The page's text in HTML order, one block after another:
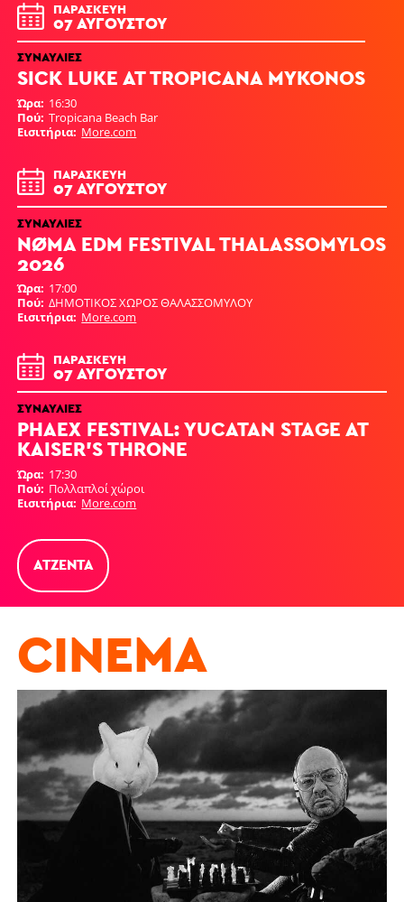
ΑΤΖΈΝΤΑ
ΠΑΡΑΣΚΕΥΉ
07 ΑΥΓΟΎΣΤΟΥ
ΣΥΝΑΥΛΊΕΣ
SICK LUKE AT TROPICANA MYKONOS
Ώρα 16:30
Πού Tropicana Beach Bar
Εισιτήρια More.com
ΠΑΡΑΣΚΕΥΉ
07 ΑΥΓΟΎΣΤΟΥ
ΣΥΝΑΥΛΊΕΣ
NØMA EDM FESTIVAL THALASSOMYLOS
2026
Ώρα 17:00
Πού ΔΗΜΟΤΙΚΟΣ ΧΩΡΟΣ ΘΑΛΑΣΣΟΜΥΛΟΥ
Εισιτήρια More.com
ΠΑΡΑΣΚΕΥΉ
07 ΑΥΓΟΎΣΤΟΥ
ΣΥΝΑΥΛΊΕΣ
PHAEX FESTIVAL: YUCATAN STAGE AT
KAISER'S THRONE
Ώρα 17:30
Πού Πολλαπλοί χώροι
Εισιτήρια More.com
CINEMA